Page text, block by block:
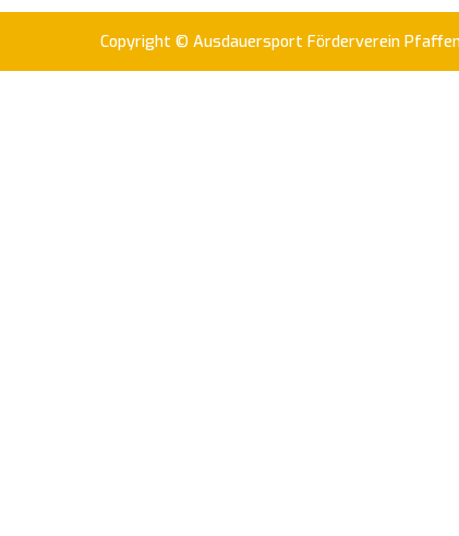
Copyright © Ausdauersport Förderverein